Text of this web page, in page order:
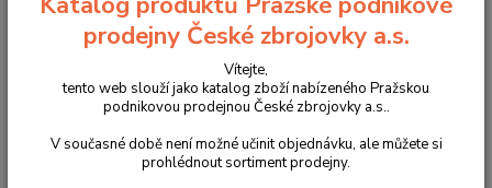
Obranné prostředky Teleskopické obušky
ESP kalený, černý 16"
Teleskopický obušek ESP kalený,
černý 16"
prodejny České zbrojovky a.s.
Vítejte,
tento web slouží jako katalog zboží nabízeného Pražskou
podnikovou prodejnou České zbrojovky a.s..
V současné době není možné učinit objednávku, ale můžete si
prohlédnout sortiment prodejny.